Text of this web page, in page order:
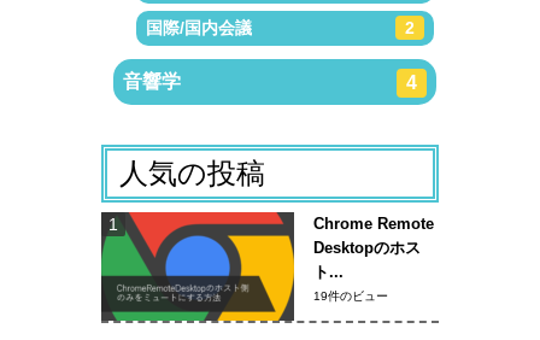
国際/国内会議 2
音響学 4
人気の投稿
Chrome Remote
Desktopのホス
ト...
19件のビュー